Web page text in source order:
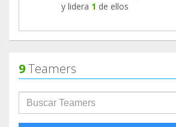
y lidera 1 de ellos
9Teamers